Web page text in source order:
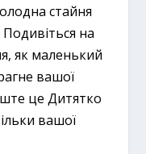
стайня
Подивіться на
як маленький
вашої
це Дитятко
вашої